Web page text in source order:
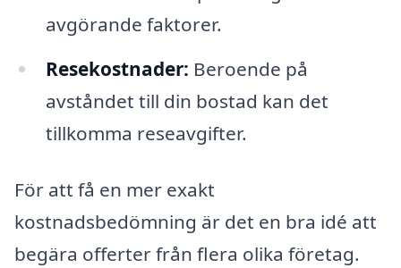
avgörande faktorer.
Resekostnader: Beroende på
avståndet till din bostad kan det
tillkomma reseavgifter.
För att få en mer exakt
kostnadsbedömning är det en bra idé att
begära offerter från flera olika företag.